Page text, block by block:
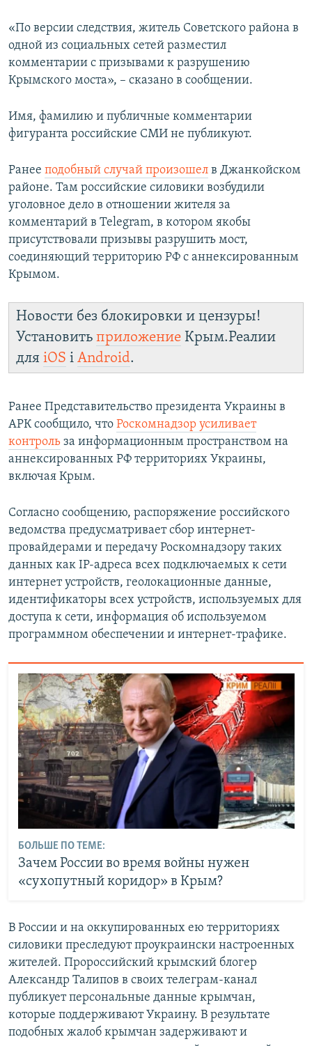
«По версии следствия, житель Советского района в
одной из социальных сетей разместил
комментарии с призывами к разрушению
Крымского моста», – сказано в сообщении.
Имя, фамилию и публичные комментарии
фигуранта российские СМИ не публикуют.
Ранее подобный случай произошел в Джанкойском
районе. Там российские силовики возбудили
уголовное дело в отношении жителя за
комментарий в Telegram, в котором якобы
присутствовали призывы разрушить мост,
соединяющий территорию РФ с аннексированным
Крымом.
Новости без блокировки и цензуры!
Установить приложение Крым.Реалии
для iOS і Android.
Ранее Представительство президента Украины в
АРК сообщило, что Роскомнадзор усиливает
контроль за информационным пространством на
аннексированных РФ территориях Украины,
включая Крым.
Согласно сообщению, распоряжение российского
ведомства предусматривает сбор интернет-
провайдерами и передачу Роскомнадзору таких
данных как IP-адреса всех подключаемых к сети
интернет устройств, геолокационные данные,
идентификаторы всех устройств, используемых для
доступа к сети, информация об используемом
программном обеспечении и интернет-трафике.
БОЛЬШЕ ПО ТЕМЕ:
Зачем России во время войны нужен
«сухопутный коридор» в Крым?
В России и на оккупированных ею территориях
силовики преследуют проукраински настроенных
жителей. Пророссийский крымский блогер
Александр Талипов в своих телеграм-канал
публикует персональные данные крымчан,
которые поддерживают Украину. В результате
подобных жалоб крымчан задерживают и